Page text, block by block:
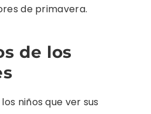
de primavera.
de los
niños que ver sus